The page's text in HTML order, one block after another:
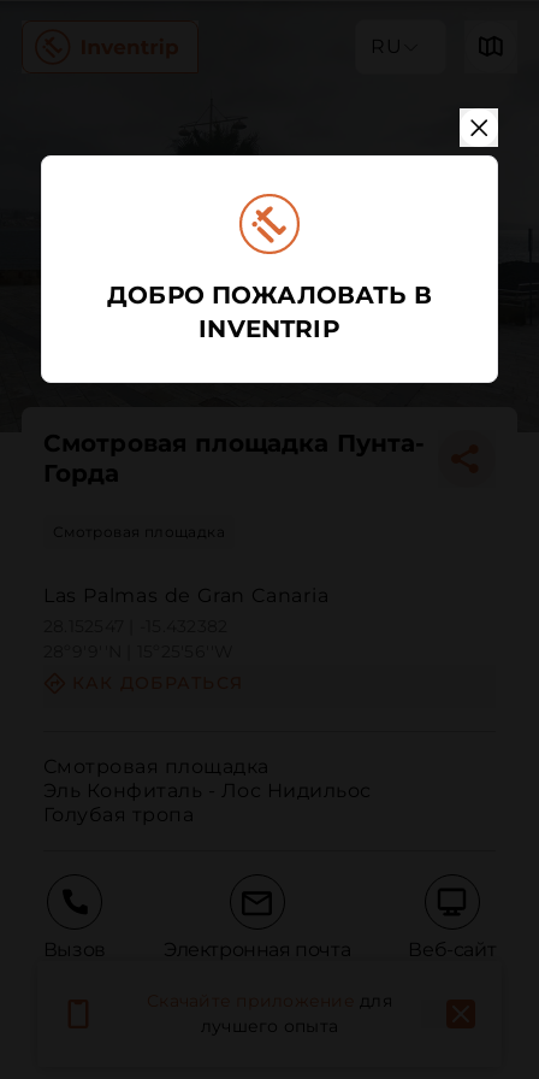
RU
Смотровая площадка Пунта-
Горда
Смотровая площадка
Las Palmas de Gran Canaria
Смотровая площадка
Эль Конфиталь - Лос Нидильос
Голубая тропа
Вызов Электронная почта Веб-сайт
Сообщить о проблеме
для
лучшего опыта
ДОБРО ПОЖАЛОВАТЬ В
INVENTRIP